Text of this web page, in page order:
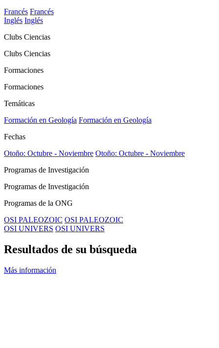
Francés Francés
Inglés Inglés
Clubs Ciencias
Clubs Ciencias
Formaciones
Formaciones
Temáticas
Formación en Geología Formación en Geología
Fechas
Otoño: Octubre - Noviembre Otoño: Octubre - Noviembre
Programas de Investigación
Programas de Investigación
Programas de la ONG
OSI PALEOZOIC OSI PALEOZOIC
OSI UNIVERS OSI UNIVERS
Resultados de su búsqueda
Más información